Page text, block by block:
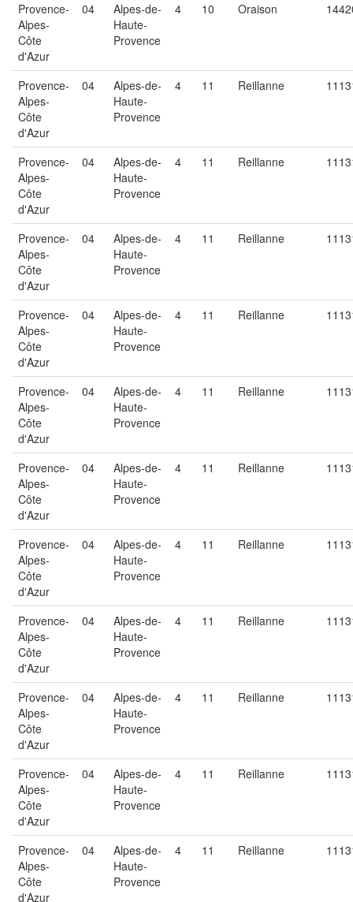
Provence-
Alpes-
Côte
d'Azur
04
Alpes-de-
Haute-
Provence
4 10 Oraison
Provence-
Alpes-
Côte
d'Azur
04
Alpes-de-
Haute-
Provence
4 11 Reillanne
Provence-
Alpes-
Côte
d'Azur
04
Alpes-de-
Haute-
Provence
4 11 Reillanne
Provence-
Alpes-
Côte
d'Azur
04
Alpes-de-
Haute-
Provence
4 11 Reillanne
Provence-
Alpes-
Côte
d'Azur
04
Alpes-de-
Haute-
Provence
4 11 Reillanne
Provence-
Alpes-
Côte
d'Azur
04
Alpes-de-
Haute-
Provence
4 11 Reillanne
Provence-
Alpes-
Côte
d'Azur
04
Alpes-de-
Haute-
Provence
4 11 Reillanne
Provence-
Alpes-
Côte
d'Azur
04
Alpes-de-
Haute-
Provence
4 11 Reillanne
Provence-
Alpes-
Côte
d'Azur
04
Alpes-de-
Haute-
Provence
4 11 Reillanne
Provence-
Alpes-
Côte
d'Azur
04
Alpes-de-
Haute-
Provence
4 11 Reillanne
Provence-
Alpes-
Côte
d'Azur
04
Alpes-de-
Haute-
Provence
4 11 Reillanne
Provence-
Alpes-
Côte
d'Azur
04
Alpes-de-
Haute-
Provence
4 11 Reillanne